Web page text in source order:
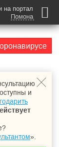
на портал
Помона
и
».